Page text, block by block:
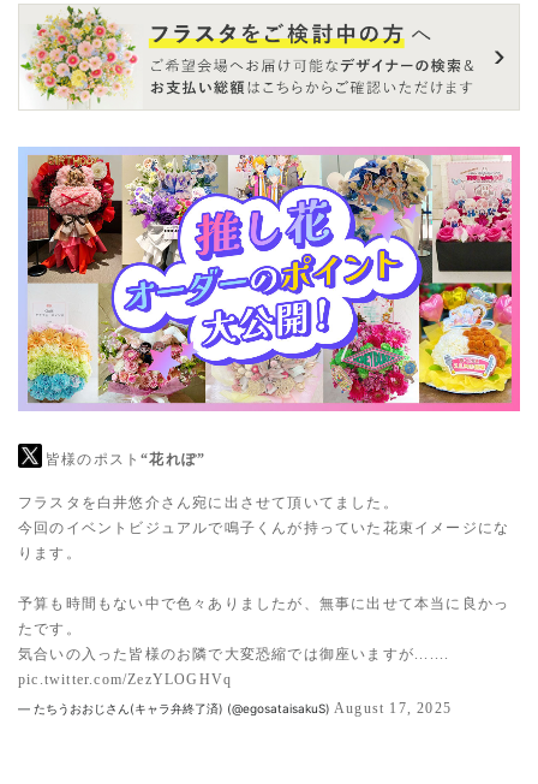
皆様のポスト“花れぽ”
フラスタを白井悠介さん宛に出させて頂いてました。
今回のイベントビジュアルで鳴子くんが持っていた花束イメージにな
ります。
予算も時間もない中で色々ありましたが、無事に出せて本当に良かっ
たです。
気合いの入った皆様のお隣で大変恐縮では御座いますが.......
pic.twitter.com/ZezYLOGHVq
— たちうおおじさん(キャラ弁終了済) (@egosataisakuS) August 17, 2025